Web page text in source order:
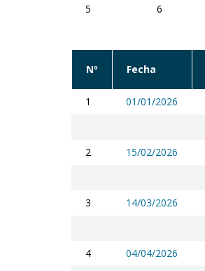
5
6
Nº Fecha
1 01/01/2026
2
15/02/2026
3
14/03/2026
4
04/04/2026